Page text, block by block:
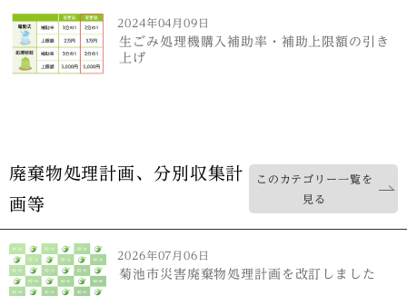
2024年04月09日
生ごみ処理機購入補助率・補助上限額の引き
上げ
廃棄物処理計画、分別収集計
画等
このカテゴリー一覧を
見る
2026年07月06日
菊池市災害廃棄物処理計画を改訂しました